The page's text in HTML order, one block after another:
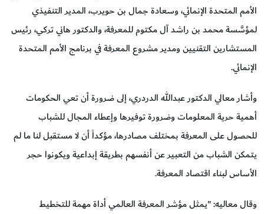
الأمم المتحدة الإنمائي، وسعادة جمال بن حويرب، المدير التنفيذي
لمؤسَّسة محمد بن راشد آل مكتوم للمعرفة، والدكتور هاني تركي، رئيس
المستشارين التقنيين ومدير مشروع المعرفة في برنامج الأمم المتحدة
الإنمائي.
وأشار معالي الدكتور عبدالله الدردري، إلى ضرورة أن تعي الحكومات
أهمية حرية المعلومات وضرورة توفيرها وإعطاء المجال للشباب
للحصول على المعرفة بمختلف مصادرها، مؤكداً أن لا مستقبل لنا ما لم
يتمكن الشباب من التعبير عن أنفسهم بطريقة إبداعية ويكونوا حجر
الأساس لبناء اقتصاد المعرفة.
وقال معاليه: "يمثل مؤشر المعرفة العالمي أداة مهمة للتخطيط